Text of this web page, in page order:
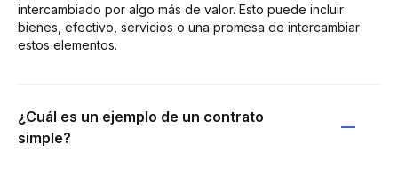
intercambiado por algo más de valor. Esto puede incluir
bienes, efectivo, servicios o una promesa de intercambiar
estos elementos.
¿Cuál es un ejemplo de un contrato
simple?